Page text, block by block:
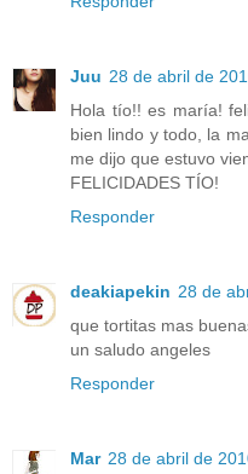
Juu 28 de abril de
Hola tío!! es maría!
bien lindo y todo, la
me dijo que estuvo
FELICIDADES TÍO!
Responder
deakiapekin 28 de
que tortitas mas
un saludo angeles
Responder
Mar 28 de abril de